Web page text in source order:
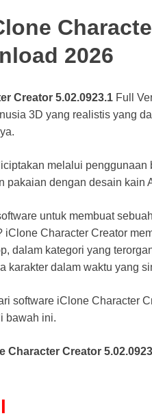
2026
Creator 5.02.0923.1 Full
3D yang realistis yang
melalui
pakaian dengan desain kain
untuk membuat
iClone Character Creator
dalam kategori yang
karakter dalam waktu yang
software iClone Character
bawah ini.
Creator